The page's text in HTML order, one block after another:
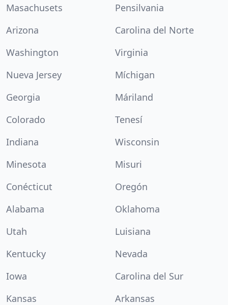
Masachusets
Pensilvania
Arizona
Carolina del Norte
Washington
Virginia
Nueva Jersey
Míchigan
Georgia
Máriland
Colorado
Tenesí
Indiana
Wisconsin
Minesota
Misuri
Conécticut
Oregón
Alabama
Oklahoma
Utah
Luisiana
Kentucky
Nevada
Iowa
Carolina del Sur
Kansas
Arkansas